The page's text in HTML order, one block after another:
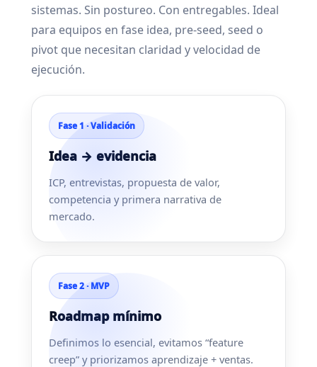
sistemas. Sin postureo. Con entregables. Ideal
para equipos en fase idea, pre-seed, seed o
pivot que necesitan claridad y velocidad de
ejecución.
Fase 1 · Validación
Idea → evidencia
ICP, entrevistas, propuesta de valor,
competencia y primera narrativa de
mercado.
Fase 2 · MVP
Roadmap mínimo
Definimos lo esencial, evitamos “feature
creep” y priorizamos aprendizaje + ventas.